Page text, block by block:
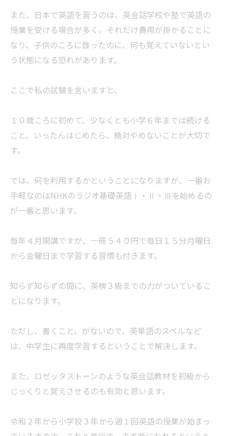
また、日本で英語を習うのは、英会話学校や塾で英語の
授業を受ける場合が多く、それだけ費用が掛かることに
なり、子供のころに倣ったのに、何も覚えていないとい
う状態になる恐れがあります。
ここで私の試験を言いますと、
１０歳ころに初めて、少なくとも小学６年までは続ける
こと、いったんはじめたら、絶対やめないことが大切で
す。
では、何を利用するかということになりますが、一番お
手軽なのはNHKのラジオ基礎英語Ⅰ・Ⅱ・Ⅲを始めるの
が一番と思います。
毎年４月開講ですが、一冊５４０円で毎日１５分月曜日
から金曜日まで学習する習慣も付きます。
知らず知らずの間に、英検３級までの力がついているこ
とになります。
ただし、書くこと、がないので、英単語のスペルなど
は、中学生に再度学習するということで解決します。
また、ロゼッタストーンのような英会話教材を初級から
じっくりと覚えさせるのも有効と思います。
令和２年から小学校３年から週１回英語の授業が始まっ